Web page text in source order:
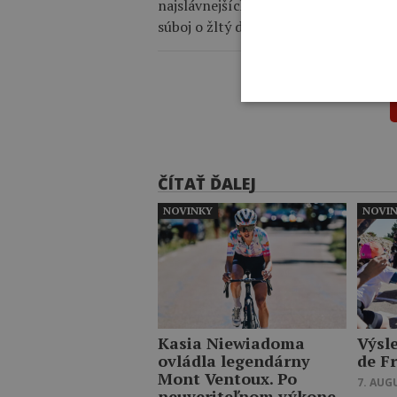
najslávnejších vrcholov cyklistiky.
súboj o žltý dres, v ktorom vedúcu
ČÍTAŤ ĎALEJ
Kasia Niewiadoma
ovládla legendárny
Mont Ventoux. Po
NOVINKY
de
7.